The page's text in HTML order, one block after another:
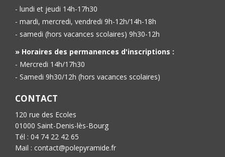
- lundi et jeudi 14h-17h30
- mardi, mercredi, vendredi 9h-12h/14h-18h
- samedi (hors vacances scolaires) 9h30-12h
» Horaires des permanences d'inscriptions :
- Mercredi 14h/17h30
- Samedi 9h30/12h (hors vacances scolaires)
CONTACT
120 rue des Ecoles
01000 Saint-Denis-lès-Bourg
Tél : 04 74 22 42 65
Mail : contact@polepyramide.fr